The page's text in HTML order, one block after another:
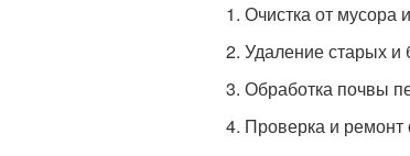
1. Очистка от мусора
2. Удаление старых и
3. Обработка почвы
4. Проверка и ремонт